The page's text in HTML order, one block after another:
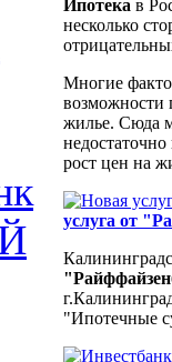
Ипотека в
несколько
Многие
возможности
жилье. Сюда
рост цен на
услуга от
"Ипотечные